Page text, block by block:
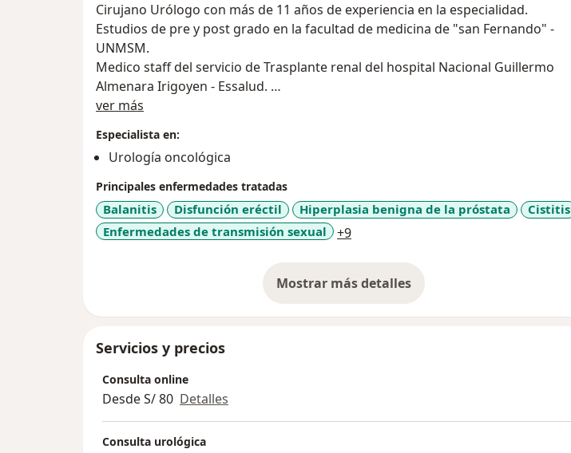
Cirujano Urólogo con más de 11 años de experiencia en la especialidad.
Estudios de pre y post grado en la facultad de medicina de "san Fernando" -
UNMSM.
Medico staff del servicio de Trasplante renal del hospital Nacional Guillermo
Almenara Irigoyen - Essalud.
Miembro asociado de la sociedad Peruana de Urología.
laparoscópica donadora e implante renal convencional.
Especialista en lesiones dermatológicas genitales masculinas: diagnostico,
tratamiento, seguimiento y cirugías menores.
ver más
Especialista en:
Urología oncológica
Principales enfermedades tratadas
Balanitis Disfunción eréctil Hiperplasia benigna de la próstata
Cistitis
Enfermedades de transmisión sexual
+9a11y_sr_more_diseases
Mostrar más detalles
sobre la experiencia
Servicios y precios
Consulta online
Desde S/ 80 Detalles
Consulta urológica